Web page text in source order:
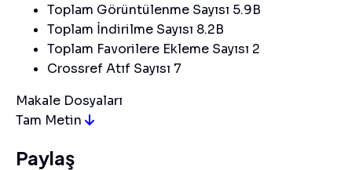
Toplam Görüntülenme Sayısı 5.9B
Toplam İndirilme Sayısı 8.2B
Toplam Favorilere Ekleme Sayısı 2
Crossref Atıf Sayısı 7
Makale Dosyaları
Tam Metin
Paylaş